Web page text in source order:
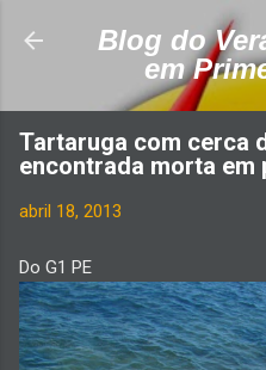
Pular para o
Blog do
em
Tartaruga com cerca
encontrada morta em
abril 18, 2013
Do G1 PE